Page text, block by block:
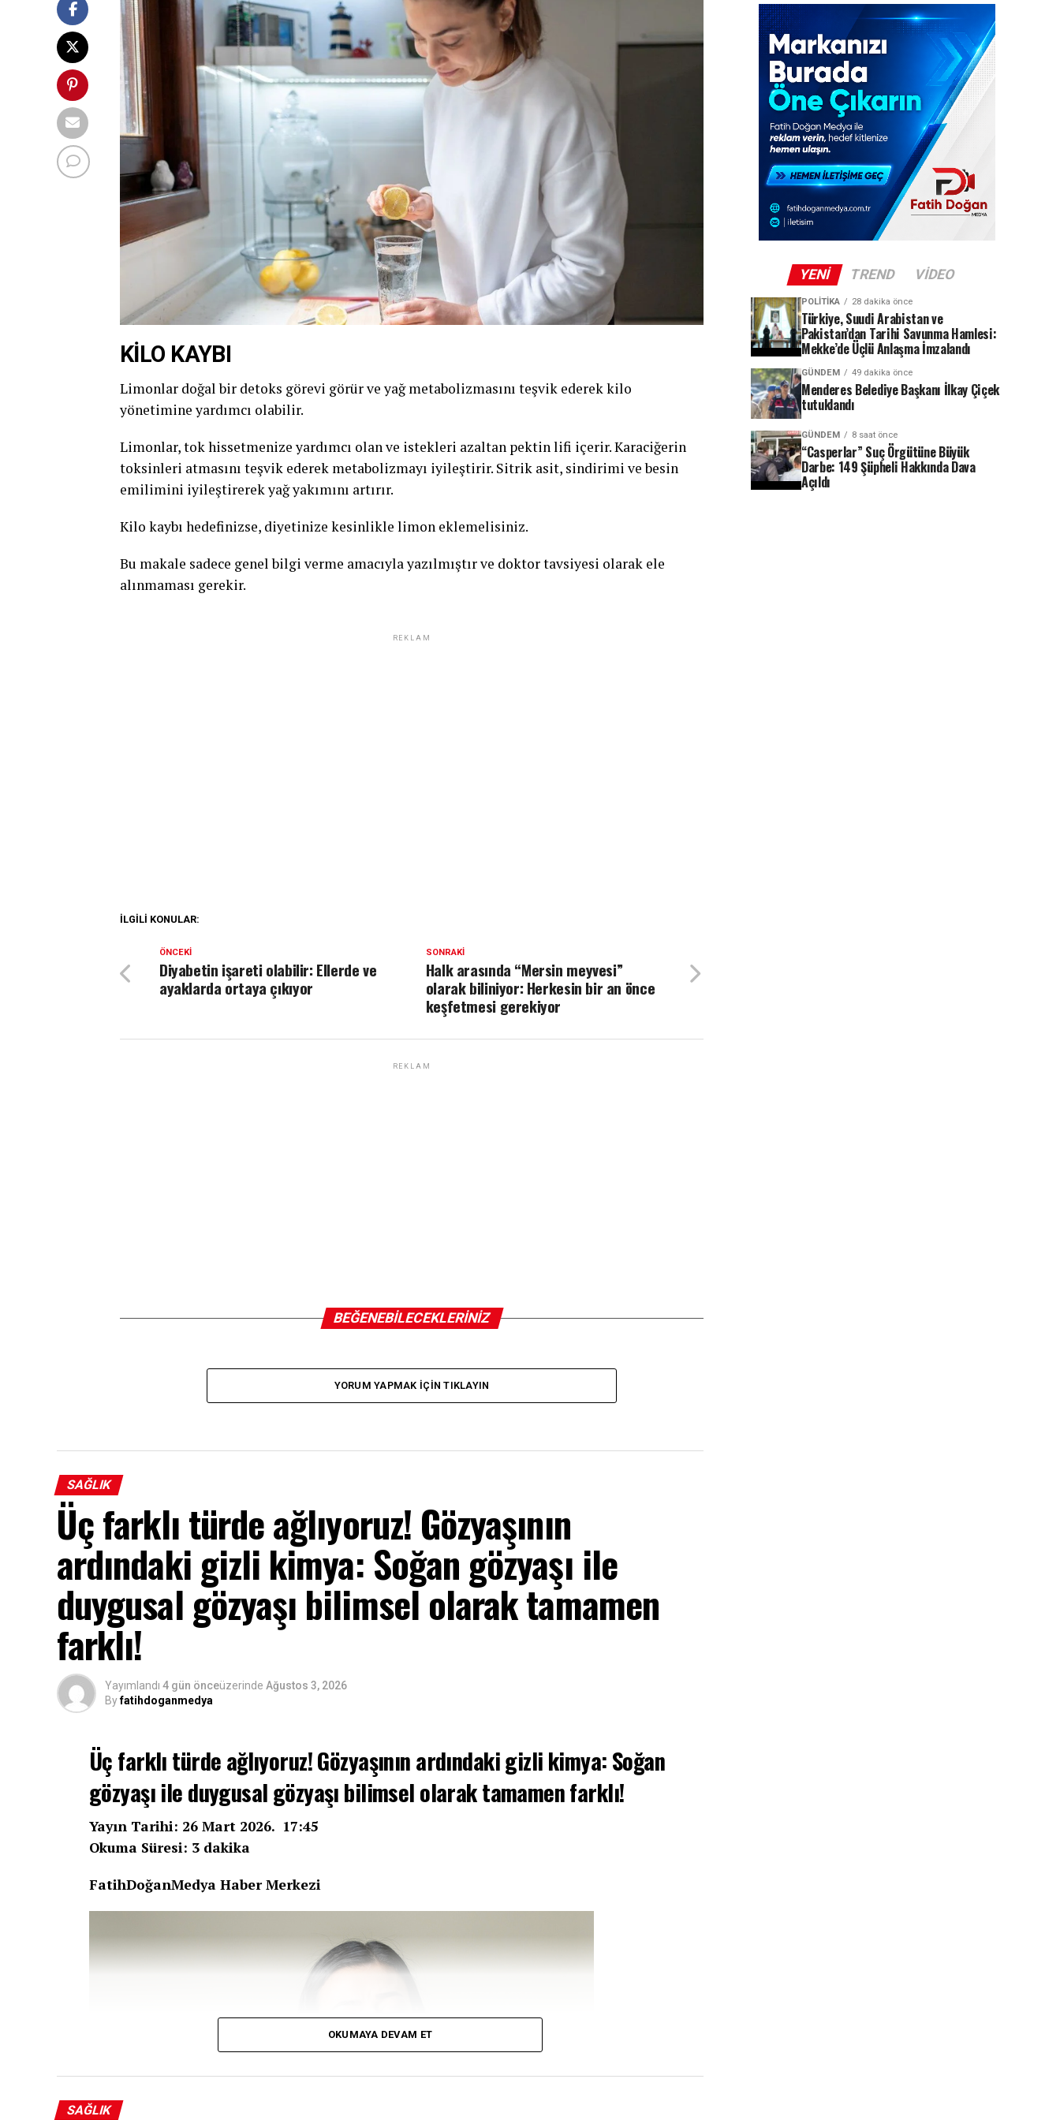
KİLO KAYBI
Limonlar doğal bir detoks görevi görür ve yağ metabolizmasını teşvik ederek kilo
yönetimine yardımcı olabilir.
Limonlar, tok hissetmenize yardımcı olan ve istekleri azaltan pektin lifi içerir. Karaciğerin
toksinleri atmasını teşvik ederek metabolizmayı iyileştirir. Sitrik asit, sindirimi ve besin
emilimini iyileştirerek yağ yakımını artırır.
Kilo kaybı hedefinizse, diyetinize kesinlikle limon eklemelisiniz.
Bu makale sadece genel bilgi verme amacıyla yazılmıştır ve doktor tavsiyesi olarak ele
alınmaması gerekir.
REKLAM
İLGILI KONULAR:
SONRAKI
Halk arasında “Mersin meyvesi”
olarak biliniyor: Herkesin bir an önce
keşfetmesi gerekiyor
ÖNCEKI
Diyabetin işareti olabilir: Ellerde ve
ayaklarda ortaya çıkıyor
REKLAM
BEĞENEBILECEKLERINIZ
YORUM YAPMAK IÇIN TIKLAYIN
SAĞLIK
Üç farklı türde ağlıyoruz! Gözyaşının
ardındaki gizli kimya: Soğan gözyaşı ile
duygusal gözyaşı bilimsel olarak tamamen
farklı!
Yayımlandı 4 gün önceüzerinde Ağustos 3, 2026
Byfatihdoganmedya
Üç farklı türde ağlıyoruz! Gözyaşının ardındaki gizli kimya: Soğan
gözyaşı ile duygusal gözyaşı bilimsel olarak tamamen farklı!
Yayın Tarihi: 26 Mart 2026. 17:45
Okuma Süresi: 3 dakika
FatihDoğanMedya Haber Merkezi
OKUMAYA DEVAM ET
SAĞLIK
YENI TREND VIDEO
POLITIKA 28 dakika önce
Türkiye, Suudi Arabistan ve
Pakistan’dan Tarihi Savunma Hamlesi:
Mekke’de Üçlü Anlaşma İmzalandı
GÜNDEM 49 dakika önce
Menderes Belediye Başkanı İlkay Çiçek
tutuklandı
GÜNDEM 8 saat önce
“Casperlar” Suç Örgütüne Büyük
Darbe: 149 Şüpheli Hakkında Dava
Açıldı